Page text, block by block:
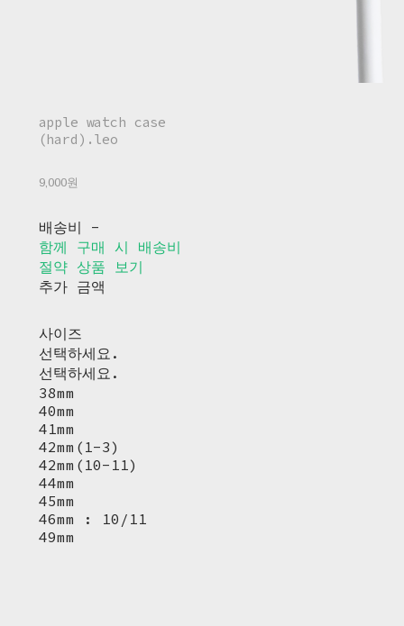
apple watch case
(hard).leo
9,000원
배송비 -
함께 구매 시 배송비
절약 상품 보기
추가 금액
사이즈
선택하세요.
선택하세요.
38mm
40mm
41mm
42mm(1-3)
42mm(10-11)
44mm
45mm
46mm : 10/11
49mm